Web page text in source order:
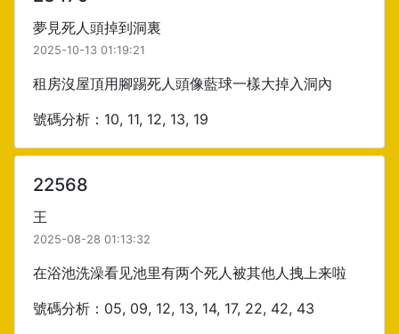
夢見死人頭掉到洞裏
2025-10-13 01:19:21
租房沒屋頂用腳踢死人頭像藍球一樣大掉入洞內
號碼分析：10, 11, 12, 13, 19
22568
王
2025-08-28 01:13:32
在浴池洗澡看见池里有两个死人被其他人拽上来啦
號碼分析：05, 09, 12, 13, 14, 17, 22, 42, 43